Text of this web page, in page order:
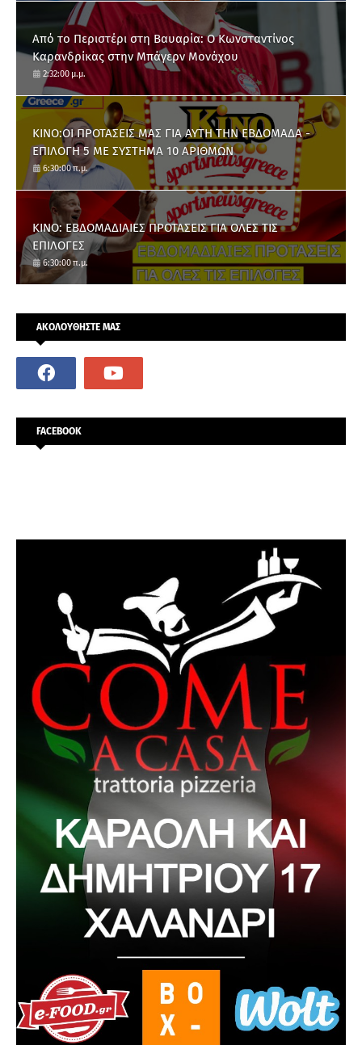
Από το Περιστέρι στη Βαυαρία: O Κωνσταντίνος
Καρανδρίκας στην Μπάγερν Μονάχου
2:32:00 μ.μ.
ΚΙΝΟ:ΟΙ ΠΡΟΤΑΣΕΙΣ ΜΑΣ ΓΙΑ ΑΥΤΗ ΤΗΝ ΕΒΔΟΜΑΔΑ -
ΕΠΙΛΟΓΗ 5 ΜΕ ΣΥΣΤΗΜΑ 10 ΑΡΙΘΜΩΝ
6:30:00 π.μ.
ΚΙΝΟ: ΕΒΔΟΜΑΔΙΑΙΕΣ ΠΡΟΤΑΣΕΙΣ ΓΙΑ ΟΛΕΣ ΤΙΣ
ΕΠΙΛΟΓΕΣ
6:30:00 π.μ.
ΑΚΟΛΟΥΘΗΣΤΕ ΜΑΣ
FACEBOOK